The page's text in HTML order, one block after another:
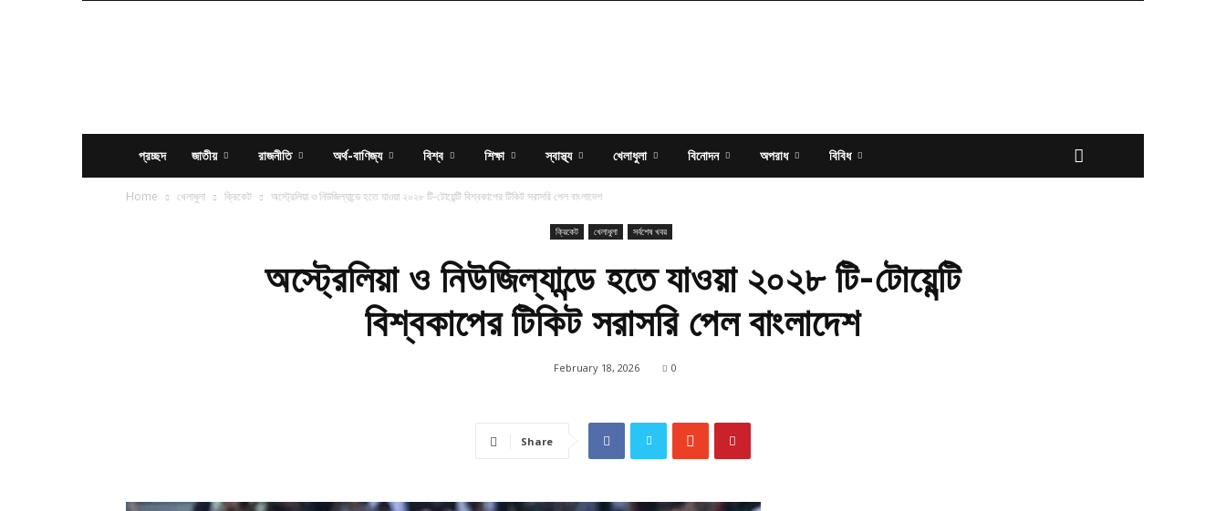
প্রচ্ছদ জাতীয় রাজনীতি অর্থ-বাণিজ্য বিশ্ব শিক্ষা স্বাস্থ্য খেলাধুলা বিনোদন অপরাধ বিবিধ
Home খেলাধুলা ক্রিকেট অস্ট্রেলিয়া ও নিউজিল্যান্ডে হতে যাওয়া ২০২৮ টি-টোয়েন্টি বিশ্বকাপের টিকিট সরাসরি পেল বাংলাদেশ
ক্রিকেট খেলাধুলা সর্বশেষ খবর
অস্ট্রেলিয়া ও নিউজিল্যান্ডে হতে যাওয়া ২০২৮ টি-টোয়েন্টি
বিশ্বকাপের টিকিট সরাসরি পেল বাংলাদেশ
February 18, 2026 0
Share